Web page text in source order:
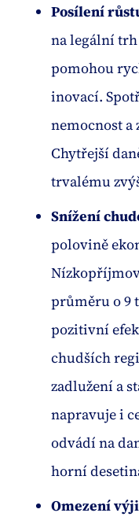
Posílení
na legální
pomohou
inovací.
nemocnost
Chytřejší
trvalému
Snížení
polovině
průměru o 9
pozitivní
chudších
zadlužení a
napravuje i
odvádí na
horní
Omezení